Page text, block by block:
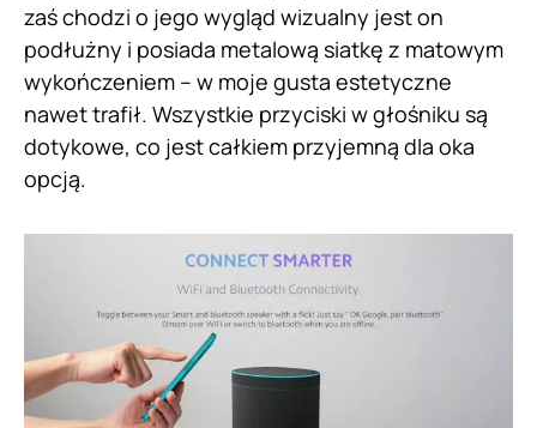
zaś chodzi o jego wygląd wizualny jest on
podłużny i posiada metalową siatkę z matowym
wykończeniem – w moje gusta estetyczne
nawet trafił. Wszystkie przyciski w głośniku są
dotykowe, co jest całkiem przyjemną dla oka
opcją.